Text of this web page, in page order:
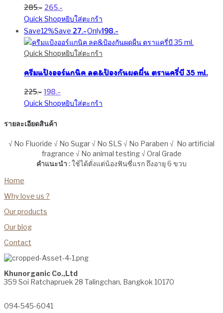
285
Original
price
was:
285฿.
265
price
is:
265฿.
Quick Shopหยิบใส่ตะกร้า
Save12%Save 27 Only198
Quick Shopหยิบใส่ตะกร้า
ครีมแป้งออร์แกนิค ลด&ป้องกันผดผื่น ตราแครี่บี 35 ml.
225
Original
price
was:
198
price
is:
Quick Shopหยิบใส่ตะกร้า
รายละเอียดสินค้า
√ No Fluoride √ No Sugar √ No SLS √ No Paraben √ No artificial
fragrance √ No animal testing √ Oral Grade
คำแนะนำ : ใช้ได้ตั่งแต่น้องฟันซี่แรก ถึงอายุ 6 ขวบ
Home
Why love us ?
Our products
Our blog
Contact
Khunorganic Co.,Ltd
359 Soi Ratchapruek 28 Talingchan, Bangkok 10170
094-545-6041